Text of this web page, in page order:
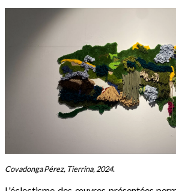
Covadonga Pérez, Tierrina, 2024.